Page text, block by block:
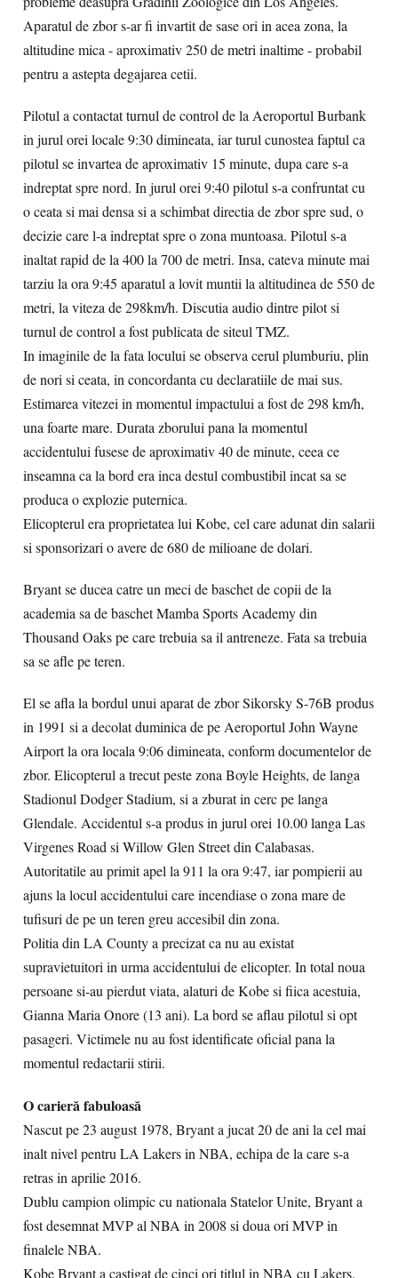
Aparatul de zbor s-ar fi invartit de sase ori in acea zona, la
altitudine mica - aproximativ 250 de metri inaltime - probabil
pentru a astepta degajarea cetii.
Pilotul a contactat turnul de control de la Aeroportul Burbank
in jurul orei locale 9:30 dimineata, iar turul cunostea faptul ca
pilotul se invartea de aproximativ 15 minute, dupa care s-a
indreptat spre nord. In jurul orei 9:40 pilotul s-a confruntat cu
o ceata si mai densa si a schimbat directia de zbor spre sud, o
decizie care l-a indreptat spre o zona muntoasa. Pilotul s-a
inaltat rapid de la 400 la 700 de metri. Insa, cateva minute mai
tarziu la ora 9:45 aparatul a lovit muntii la altitudinea de 550 de
metri, la viteza de 298km/h. Discutia audio dintre pilot si
turnul de control a fost publicata de siteul TMZ.
In imaginile de la fata locului se observa cerul plumburiu, plin
de nori si ceata, in concordanta cu declaratiile de mai sus.
Estimarea vitezei in momentul impactului a fost de 298 km/h,
una foarte mare. Durata zborului pana la momentul
accidentului fusese de aproximativ 40 de minute, ceea ce
inseamna ca la bord era inca destul combustibil incat sa se
produca o explozie puternica.
Elicopterul era proprietatea lui Kobe, cel care adunat din salarii
si sponsorizari o avere de 680 de milioane de dolari.
Bryant se ducea catre un meci de baschet de copii de la
academia sa de baschet Mamba Sports Academy din
Thousand Oaks pe care trebuia sa il antreneze. Fata sa trebuia
sa se afle pe teren.
El se afla la bordul unui aparat de zbor Sikorsky S-76B produs
in 1991 si a decolat duminica de pe Aeroportul John Wayne
Airport la ora locala 9:06 dimineata, conform documentelor de
zbor. Elicopterul a trecut peste zona Boyle Heights, de langa
Stadionul Dodger Stadium, si a zburat in cerc pe langa
Glendale. Accidentul s-a produs in jurul orei 10.00 langa Las
Virgenes Road si Willow Glen Street din Calabasas.
Autoritatile au primit apel la 911 la ora 9:47, iar pompierii au
ajuns la locul accidentului care incendiase o zona mare de
tufisuri de pe un teren greu accesibil din zona.
Politia din LA County a precizat ca nu au existat
supravietuitori in urma accidentului de elicopter. In total noua
persoane si-au pierdut viata, alaturi de Kobe si fiica acestuia,
Gianna Maria Onore (13 ani). La bord se aflau pilotul si opt
pasageri. Victimele nu au fost identificate oficial pana la
momentul redactarii stirii.
O carieră fabuloasă
Nascut pe 23 august 1978, Bryant a jucat 20 de ani la cel mai
inalt nivel pentru LA Lakers in NBA, echipa de la care s-a
retras in aprilie 2016.
Dublu campion olimpic cu nationala Statelor Unite, Bryant a
fost desemnat MVP al NBA in 2008 si doua ori MVP in
finalele NBA.
Kobe Bryant a castigat de cinci ori titlul in NBA cu Lakers.